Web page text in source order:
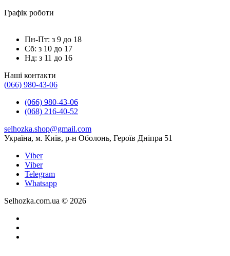
Графік роботи
Пн-Пт: з 9 до 18
Сб: з 10 до 17
Нд: з 11 до 16
Наші контакти
(066) 980-43-06
(066) 980-43-06
(068) 216-40-52
selhozka.shop@gmail.com
Українa, м. Київ, р-н Оболонь, Героїв Дніпра 51
Viber
Viber
Telegram
Whatsapp
Selhozka.com.ua © 2026